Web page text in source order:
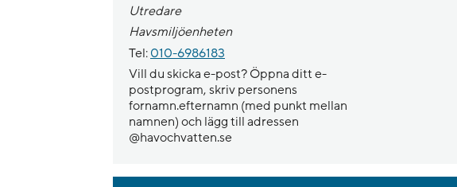
Utredare
Havsmiljöenheten
Tel: 010-6986183
Vill du skicka e-post? Öppna ditt e-
postprogram, skriv personens
fornamn.efternamn (med punkt mellan
namnen) och lägg till adressen
@havochvatten.se